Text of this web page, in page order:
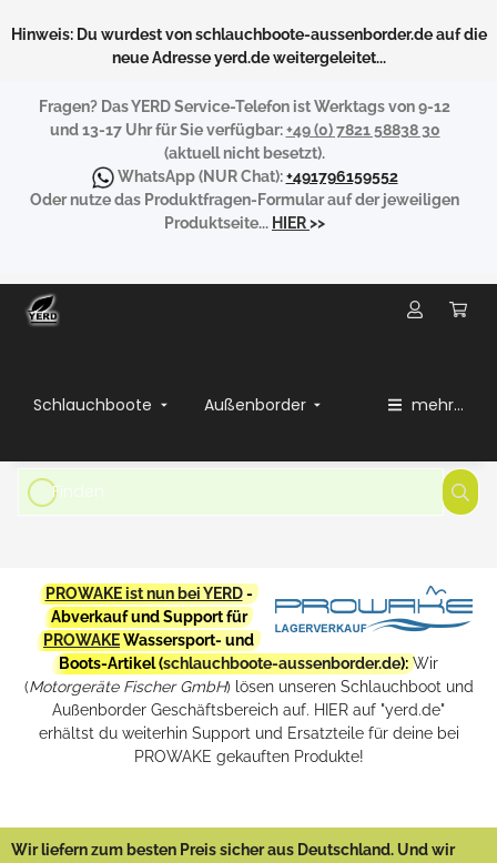
Hinweis: Du wurdest von schlauchboote-aussenborder.de auf die
neue Adresse yerd.de weitergeleitet...
Fragen? Das YERD Service-Telefon ist Werktags von 9-12
und 13-17 Uhr für Sie verfügbar:+49 (0) 7821 58838 30
(aktuell nicht besetzt).
WhatsApp(NUR Chat):+491796159552
Oder nutze das Produktfragen-Formular auf der jeweiligen
Produktseite... HIER>>
Schlauchboote Außenborder mehr...
PROWAKE ist nun bei YERD-
Abverkauf und Support für
PROWAKEWassersport- und
Boots-Artikel (schlauchboote-aussenborder.de): Wir
(Motorgeräte Fischer GmbH) lösen unseren Schlauchboot und
Außenborder Geschäftsbereich auf. HIER auf "yerd.de"
erhältst du weiterhin Support und Ersatzteile für deine bei
PROWAKE gekauften Produkte!
Wir liefern zum besten Preis sicher aus Deutschland. Und wir